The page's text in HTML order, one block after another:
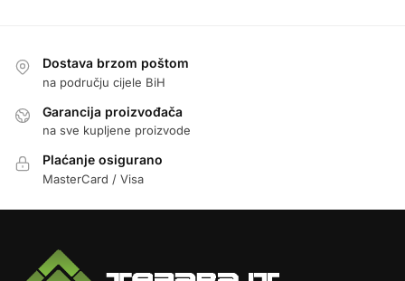
Dostava brzom poštom
na području cijele BiH
Garancija proizvođača
na sve kupljene proizvode
Plaćanje osigurano
MasterCard / Visa